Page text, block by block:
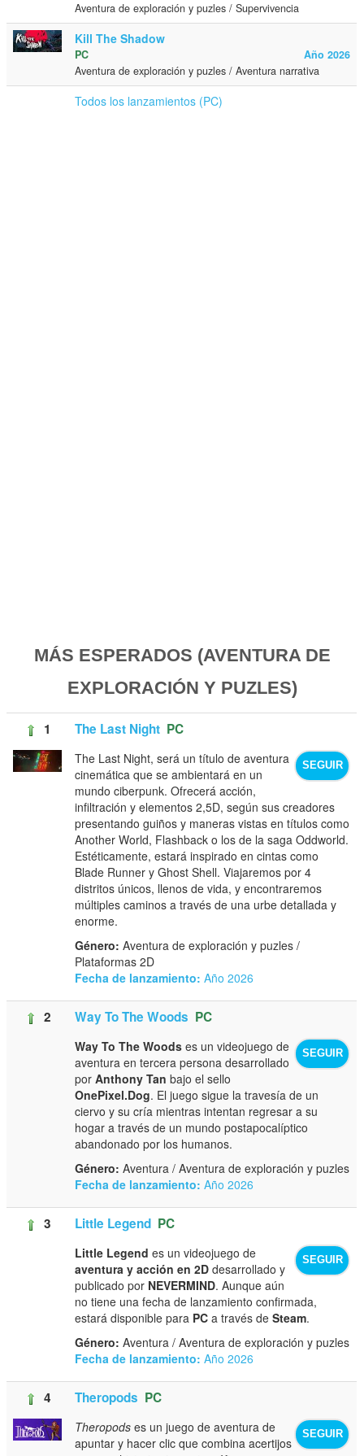
Aventura de exploración y puzles / Supervivencia
Kill The Shadow
Año 2026
PC
Aventura de exploración y puzles / Aventura narrativa
Todos los lanzamientos (PC)
MÁS ESPERADOS (AVENTURA DE
EXPLORACIÓN Y PUZLES)
1 The Last Night PC
SEGUIR
The Last Night, será un título de aventura
cinemática que se ambientará en un
mundo ciberpunk. Ofrecerá acción,
infiltración y elementos 2,5D, según sus creadores
presentando guiños y maneras vistas en títulos como
Another World, Flashback o los de la saga Oddworld.
Estéticamente, estará inspirado en cintas como
Blade Runner y Ghost Shell. Viajaremos por 4
distritos únicos, llenos de vida, y encontraremos
múltiples caminos a través de una urbe detallada y
enorme.
Género: Aventura de exploración y puzles /
Plataformas 2D
Fecha de lanzamiento: Año 2026
2 Way To The Woods PC
SEGUIR
Way To The Woods es un videojuego de
aventura en tercera persona desarrollado
porAnthony Tan bajo el sello
OnePixel.Dog. El juego sigue la travesía de un
ciervo y su cría mientras intentan regresar a su
hogar a través de un mundo postapocalíptico
abandonado por los humanos.
Género: Aventura / Aventura de exploración y puzles
Fecha de lanzamiento: Año 2026
3 Little Legend PC
SEGUIR
Little Legend es un videojuego de
aventura y acción en 2D desarrollado y
publicado por NEVERMIND. Aunque aún
no tiene una fecha de lanzamiento confirmada,
estará disponible para PC a través deSteam.
Género: Aventura / Aventura de exploración y puzles
Fecha de lanzamiento: Año 2026
4 Theropods PC
SEGUIR
Theropods es un juego de aventura de
apuntar y hacer clic que combina acertijos